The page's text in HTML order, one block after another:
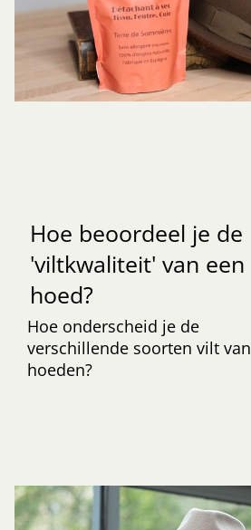
Hoe beoordeel je de
'viltkwaliteit' van een
hoed?
Hoe onderscheid je de
verschillende soorten vilt van
hoeden?